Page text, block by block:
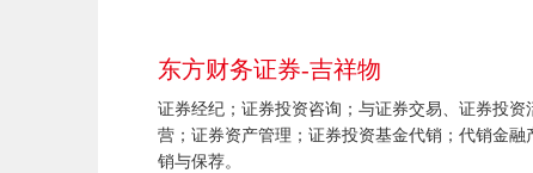
东方财务证券-吉祥物
证券经纪；证券投资咨询；与证券交易、证券投资
营；证券资产管理；证券投资基金代销；代销金
销与保荐。